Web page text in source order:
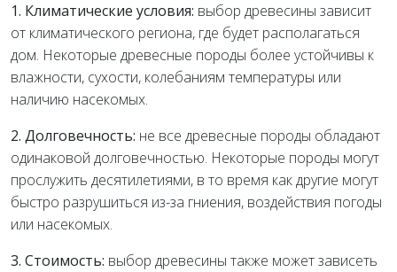
1. Климатические условия: выбор древесины зависит
от климатического региона, где будет располагаться
дом. Некоторые древесные породы более устойчивы к
влажности, сухости, колебаниям температуры или
наличию насекомых.
2. Долговечность: не все древесные породы обладают
одинаковой долговечностью. Некоторые породы могут
прослужить десятилетиями, в то время как другие могут
быстро разрушиться из-за гниения, воздействия погоды
или насекомых.
3. Стоимость: выбор древесины также может зависеть